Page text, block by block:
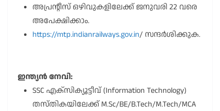
അപ്രന്റീസ് ഒഴിവുകളിലേക്ക് ജനുവരി 22 വരെ
അപേക്ഷിക്കാം.
https://mtp.indianrailways.gov.in/ സന്ദർശിക്കുക.
ഇന്ത്യൻ നേവി:
SSC എക്സിക്യൂട്ടീവ് (Information Technology)
തസ്തികയിലേക്ക് M.Sc/BE/B.Tech/M.Tech/MCA